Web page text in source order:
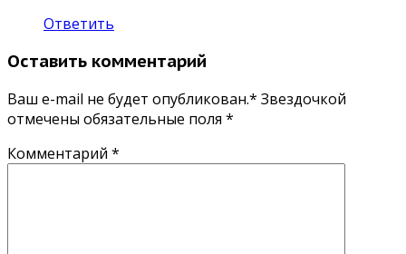
Ответить
Оставить комментарий
Ваш e-mail не будет опубликован.* Звездочкой
отмечены обязательные поля *
Комментарий *